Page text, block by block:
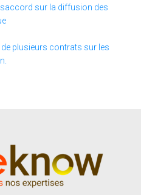
sur la diffusion des
plusieurs contrats sur les